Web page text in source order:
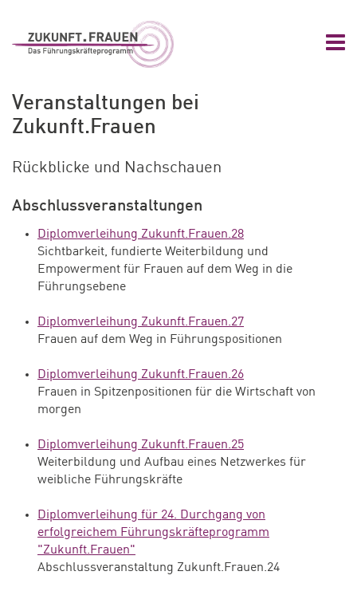
Zukunft.Frauen
Veranstaltungen bei
Zukunft.Frauen
Rückblicke und Nachschauen
Abschlussveranstaltungen
Diplomverleihung Zukunft.Frauen.28
Sichtbarkeit, fundierte Weiterbildung und
Empowerment für Frauen auf dem Weg in die
Führungsebene
Diplomverleihung Zukunft.Frauen.27
Frauen auf dem Weg in Führungspositionen
Diplomverleihung Zukunft.Frauen.26
Frauen in Spitzenpositionen für die Wirtschaft von
morgen
Diplomverleihung Zukunft.Frauen.25
Weiterbildung und Aufbau eines Netzwerkes für
weibliche Führungskräfte
Diplomverleihung für 24. Durchgang von
erfolgreichem Führungskräfteprogramm
"Zukunft.Frauen"
Abschlussveranstaltung Zukunft.Frauen.24